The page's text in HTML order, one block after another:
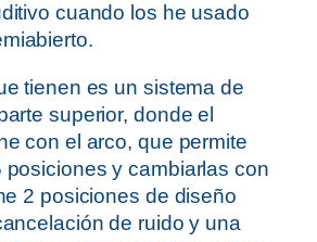
cuando los he usado
tienen es un sistema de
superior, donde el
con el arco, que permite
posiciones y cambiarlas con
2 posiciones de diseño
de ruido y una